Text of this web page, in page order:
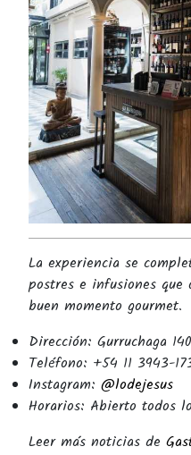
La experiencia se
postres e infusiones
buen momento gourmet.
Dirección: Gurruchaga
Teléfono: +54 11 3943-
Instagram: @lodejesus
Horarios: Abierto todos
Leer más noticias de